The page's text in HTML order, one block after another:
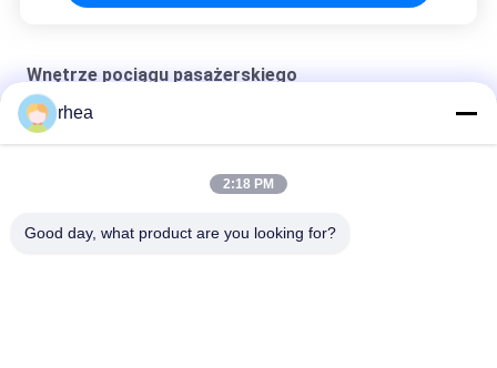
Wnętrze pociągu pasażerskiego
Eksport modelu Konsoli maszynisty
rhea
2:18 PM
Good day, what product are you looking for?